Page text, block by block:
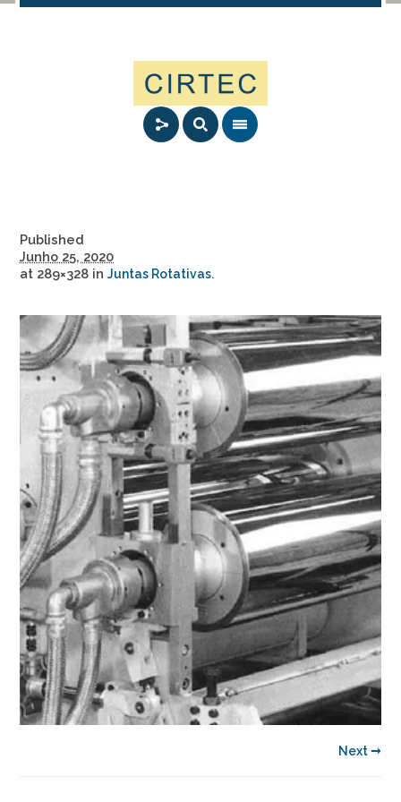
Published
Junho 25, 2020
at 289×328 inJuntas Rotativas.
Next →